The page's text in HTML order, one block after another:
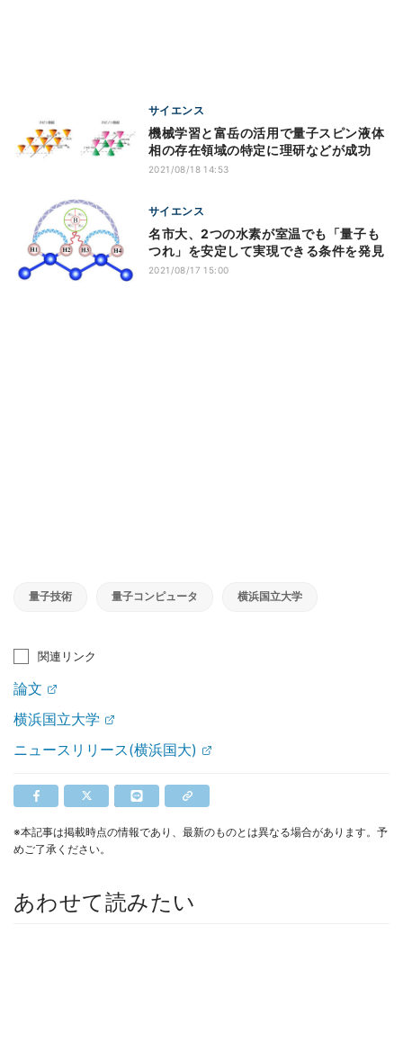
サイエンス
機械学習と富岳の活用で量子スピン液体
相の存在領域の特定に理研などが成功
2021/08/18 14:53
サイエンス
名市大、2つの水素が室温でも「量子も
つれ」を安定して実現できる条件を発見
2021/08/17 15:00
量子技術 量子コンピュータ 横浜国立大学
関連リンク
論文
横浜国立大学
ニュースリリース(横浜国大)
※本記事は掲載時点の情報であり、最新のものとは異なる場合があります。予
めご了承ください。
あわせて読みたい